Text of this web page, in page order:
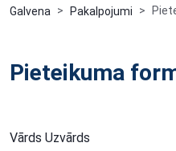
Galvena Pakalpojumi
Pieteikuma
Vārds Uzvārds